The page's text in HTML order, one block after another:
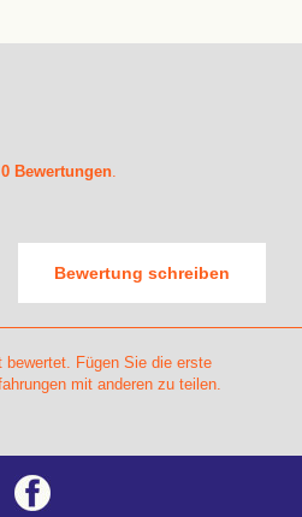
0 Bewertungen.
Bewertung schreiben
bewertet. Fügen Sie die erste
mit anderen zu teilen.